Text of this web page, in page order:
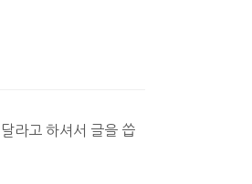
라고 하셔서 글을 씁